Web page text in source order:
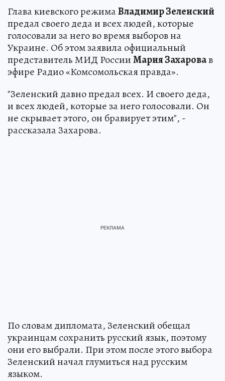
Глава киевского режимаВладимир Зеленский
предал своего деда и всех людей, которые
голосовали за него во время выборов на
Украине. Об этом заявила официальный
представитель МИД РоссииМария Захаровав
эфире Радио «Комсомольская правда».
"Зеленский давно предал всех. И своего деда,
и всех людей, которые за него голосовали. Он
не скрывает этого, он бравирует этим", -
рассказала Захарова.
По словам дипломата, Зеленский обещал
украинцам сохранить русский язык, поэтому
они его выбрали. При этом после этого выбора
Зеленский начал глумиться над русским
языком.